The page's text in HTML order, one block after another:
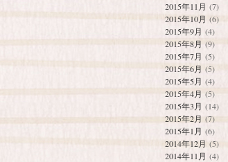
2015年11月 (7)
2015年10月 (6)
2015年9月 (4)
2015年8月 (9)
2015年7月 (5)
2015年6月 (5)
2015年5月 (4)
2015年4月 (5)
2015年3月 (14)
2015年2月 (7)
2015年1月 (6)
2014年12月 (5)
2014年11月 (4)